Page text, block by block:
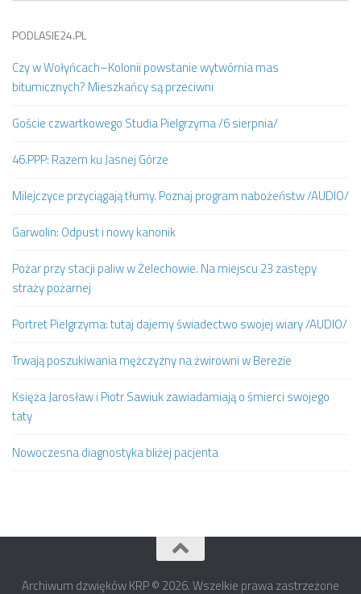
PODLASIE24.PL
Czy w Wołyńcach–Kolonii powstanie wytwórnia mas
bitumicznych? Mieszkańcy są przeciwni
Goście czwartkowego Studia Pielgrzyma /6 sierpnia/
46.PPP: Razem ku Jasnej Górze
Milejczyce przyciągają tłumy. Poznaj program nabożeństw /AUDIO/
Garwolin: Odpust i nowy kanonik
Pożar przy stacji paliw w Żelechowie. Na miejscu 23 zastępy
straży pożarnej
Portret Pielgrzyma: tutaj dajemy świadectwo swojej wiary /AUDIO/
Trwają poszukiwania mężczyzny na żwirowni w Berezie
Księża Jarosław i Piotr Sawiuk zawiadamiają o śmierci swojego
taty
Nowoczesna diagnostyka bliżej pacjenta
Archiwum dzwięków KRP © 2026. Wszelkie prawa zastrzeżone